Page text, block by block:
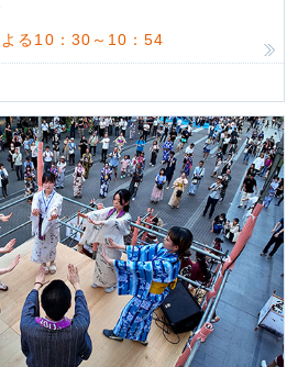
る10：30～10：54